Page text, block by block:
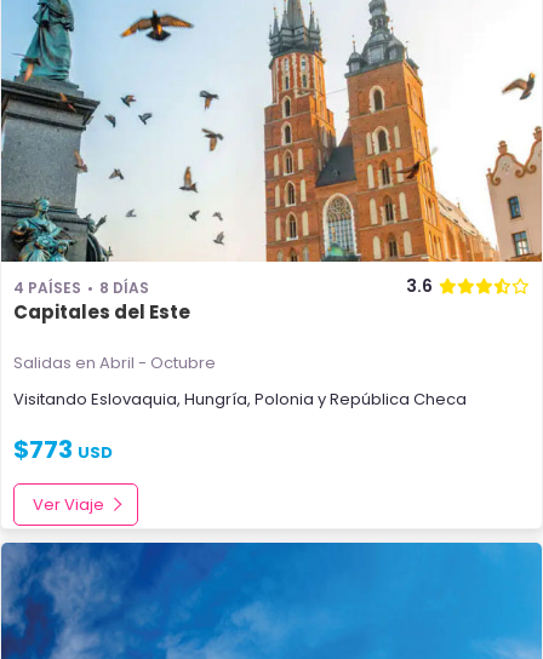
4 PAÍSES 8 DÍAS 3.6
Capitales del Este
Salidas en Abril - Octubre
Visitando Eslovaquia, Hungría, Polonia yRepública Checa
$773 USD
Ver Viaje